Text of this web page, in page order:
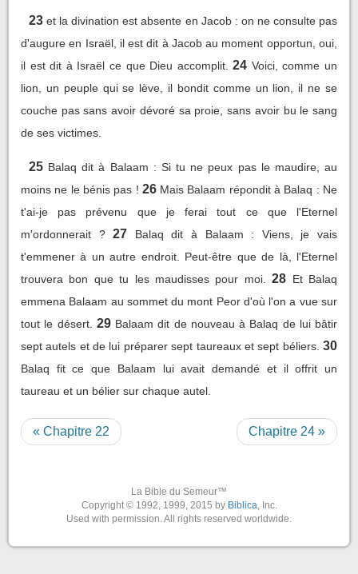
23 et la divination est absente en Jacob : on ne consulte pas
d'augure en Israël, il est dit à Jacob au moment opportun, oui,
il est dit à Israël ce que Dieu accomplit. 24 Voici, comme un
lion, un peuple qui se lève, il bondit comme un lion, il ne se
couche pas sans avoir dévoré sa proie, sans avoir bu le sang
de ses victimes.
25 Balaq dit à Balaam : Si tu ne peux pas le maudire, au
moins ne le bénis pas ! 26 Mais Balaam répondit à Balaq : Ne
t'ai-je pas prévenu que je ferai tout ce que l'Eternel
m'ordonnerait ?
27
Balaq dit à Balaam : Viens, je vais
t'emmener à un autre endroit. Peut-être que de là, l'Eternel
trouvera bon que tu les maudisses pour moi.
28 Et Balaq
emmena Balaam au sommet du mont Peor d'où l'on a vue sur
tout le désert. 29 Balaam dit de nouveau à Balaq de lui bâtir
sept autels et de lui préparer sept taureaux et sept béliers. 30
Balaq fit ce que Balaam lui avait demandé et il offrit un
taureau et un bélier sur chaque autel.
« Chapitre 22 Chapitre 24 »
La Bible du Semeur™
Copyright © 1992, 1999, 2015 by Biblica, Inc.
Used with permission. All rights reserved worldwide.